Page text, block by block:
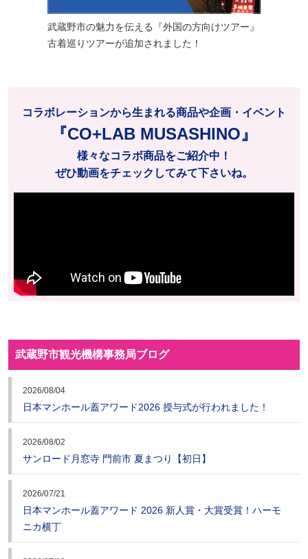
武蔵野市の魅力を伝える『外国の方向けツアー』
古着巡りツアーが追加されました！
コラボレーションから生まれる商品や企画・イベント
『CO+LAB MUSASHINO』
様々なコラボ商品をご紹介中！
ぜひ動画をチェックしてみて下さいね。
武蔵野市観光機構事務局ブログ
2026/08/04
日本マンホール蓋アワード2026 授与式が行われました！
2026/08/02
サンロード月窓寺 門前市 夏まつり【初日】
2026/07/21
日本マンホール蓋アワード 2026 新人賞・大賞受賞！ハーモ
ニカ横丁